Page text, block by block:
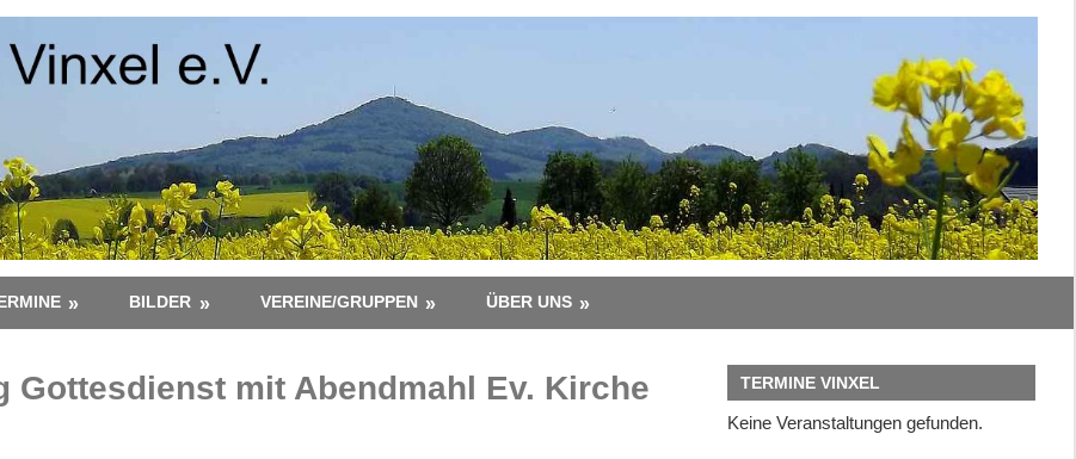
BILDER VEREINE/GRUPPEN ÜBER UNS
Gottesdienst mit Abendmahl Ev. Kirche
TERMINE VINXEL
Keine Veranstaltungen gefunden.